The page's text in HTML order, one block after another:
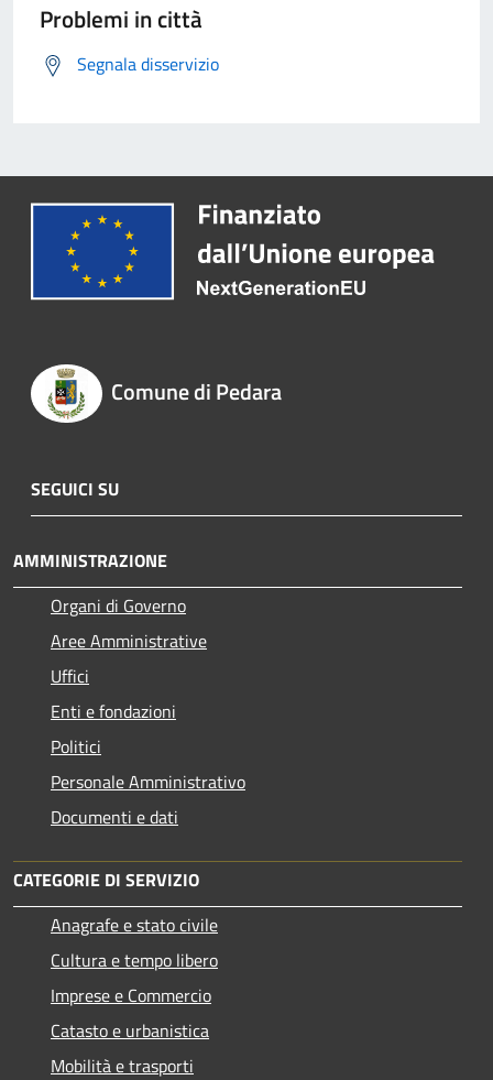
Problemi in città
Segnala disservizio
Comune di Pedara
SEGUICI SU
AMMINISTRAZIONE
Organi di Governo
Aree Amministrative
Uffici
Enti e fondazioni
Politici
Personale Amministrativo
Documenti e dati
CATEGORIE DI SERVIZIO
Anagrafe e stato civile
Cultura e tempo libero
Imprese e Commercio
Catasto e urbanistica
Mobilità e trasporti